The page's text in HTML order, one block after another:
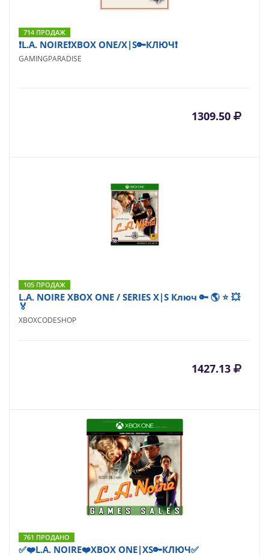
714 ПРОДАЖ
❗L.A. NOIRE❗XBOX ONE/X|S🔑КЛЮЧ❗
GAMINGPARADISE
1309.50
105 ПРОДАЖ
L.A. NOIRE XBOX ONE / SERIES X|S Ключ 🔑 🌎 ⭐ 💥
🏅
XBOXCODESHOP
1427.13
761 ПРОДАНО
✅❤️L.A. NOIRE❤️XBOX ONE|XS🔑КЛЮЧ✅